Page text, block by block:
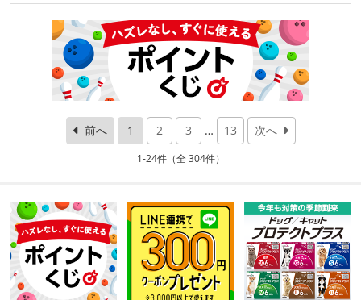
前へ 1 2 3 … 13 次へ
1-24件（全 304件）